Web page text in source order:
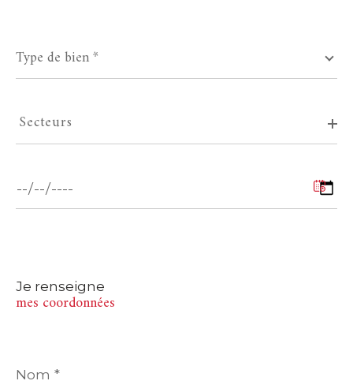
de
bien
*
Type de bien *
Secteurs
de
disponibilité
Je renseigne
mes coordonnées
*
COUPS DE COEUR
RECHERCHER